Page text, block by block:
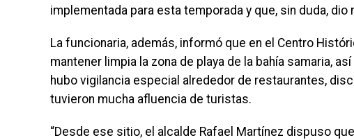
implementada para esta temporada y que, sin duda, dio
La funcionaria, además, informó que en el Centro
mantener limpia la zona de playa de la bahía samaria,
hubo vigilancia especial alrededor de restaurantes,
tuvieron mucha afluencia de turistas.
“Desde ese sitio, el alcalde Rafael Martínez dispuso